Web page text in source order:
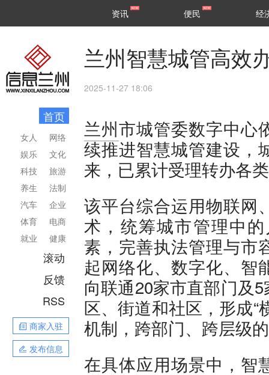
区县
资讯 便民 经
首页
网络
文化
旅游
法制
企业
电商
健康
女人
娱乐
科技
养生
汽车
体育
就业
滚动
反馈
RSS
商家入驻
发布信息
兰州智慧城管高效
2025-11-27 18:06
兰州市城管委数字中心
续推进智慧城管建设，
来，已累计受理转办各
该平台综合运用物联网
术，统筹城市管理中
素，完善执法管理与市
起网络化、数字化、智
向联通20家市直部门及
区、街道和社区，形成“
机制，跨部门、跨层级
在具体应用场景中，智